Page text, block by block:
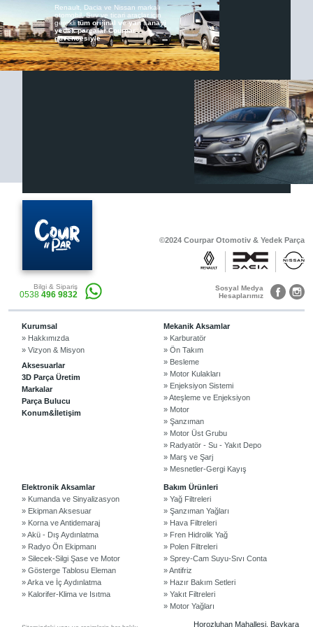
Otomobil, Suv, arazi ve ticari araçlar için
gerekli sarf malzemeler Courpar’da
Araçlarınız için bulunamayan parçaları
©2024 Courpar Otomotiv & Yedek Parça
Renault & Dacia Araçlarınızda
Yedek Parça Çözümleri için
En Güvenilir Destek Noktası
Renault, Dacia ve Nissan markalı
otomobil, Suv ve ticari araçlar için
gereklitüm orijinal ve yan sanayi
yedek parçalar Courpar
güvencesiyle
©2024 Courpar Otomotiv & Yedek Parça
Bilgi & Sipariş
0538 496 9832
Sosyal Medya
Hesaplarımız
Horozluhan Mahallesi, Baykara
Kurumsal
» Hakkımızda
» Vizyon & Misyon
Aksesuarlar
3D Parça Üretim
Markalar
Parça Bulucu
Konum&İletişim
Mekanik Aksamlar
» Karburatör
» Ön Takım
» Besleme
» Motor Kulakları
» Enjeksiyon Sistemi
» Ateşleme ve Enjeksiyon
» Motor
» Şanzıman
» Motor Üst Grubu
» Radyatör - Su - Yakıt Depo
» Marş ve Şarj
» Mesnetler-Gergi Kayış
Elektronik Aksamlar
» Kumanda ve Sinyalizasyon
» Ekipman Aksesuar
» Korna ve Antidemaraj
» Akü - Dış Aydınlatma
» Radyo Ön Ekipmanı
» Silecek-Silgi Şase ve Motor
» Gösterge Tablosu Eleman
» Arka ve İç Aydınlatma
» Kalorifer-Klima ve Isıtma
Bakım Ürünleri
» Yağ Filtreleri
» Şanzıman Yağları
» Hava Filtreleri
» Fren Hidrolik Yağ
» Polen Filtreleri
» Sprey-Cam Suyu-Sıvı Conta
» Antifriz
» Hazır Bakım Setleri
» Yakıt Filtreleri
» Motor Yağları